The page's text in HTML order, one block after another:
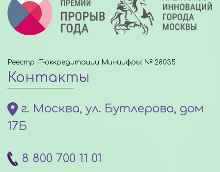
Реестр IT-аккредитации Минцифры: № 28035
Контакты
г. Москва, ул. Бутлерова, дом
17Б
8 800 700 11 01